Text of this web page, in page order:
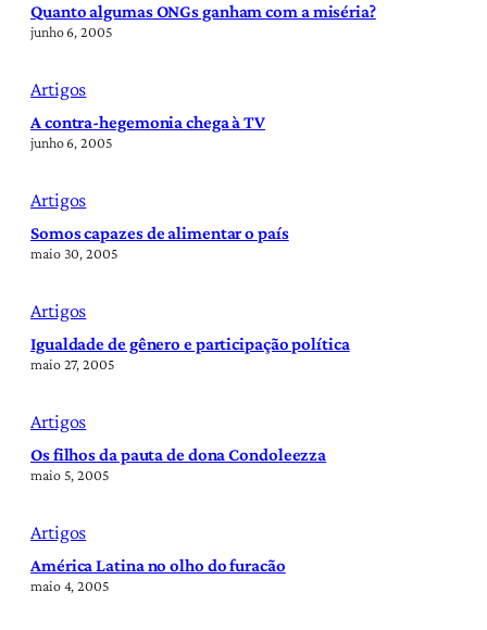
Quanto algumas ONGs ganham com a miséria?
junho 6, 2005
Artigos
A contra-hegemonia chega à TV
junho 6, 2005
Artigos
Somos capazes de alimentar o país
maio 30, 2005
Artigos
Igualdade de gênero e participação política
maio 27, 2005
Artigos
Os filhos da pauta de dona Condoleezza
maio 5, 2005
Artigos
América Latina no olho do furacão
maio 4, 2005